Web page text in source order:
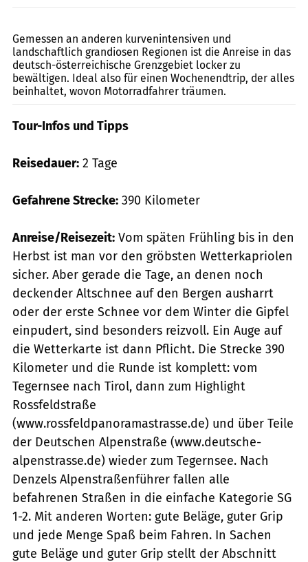
Gemessen an anderen kurvenintensiven und
landschaftlich grandiosen Regionen ist die Anreise in das
deutsch-österreichische Grenzgebiet locker zu
bewältigen. Ideal also für einen Wochenendtrip, der alles
beinhaltet, wovon Motorradfahrer träumen.
Tour-Infos und Tipps
Reisedauer: 2 Tage
Gefahrene Strecke: 390 Kilometer
Anreise/Reisezeit: Vom späten Frühling bis in den
Herbst ist man vor den gröbsten Wetterkapriolen
sicher. Aber gerade die Tage, an denen noch
deckender Altschnee auf den Bergen ausharrt
oder der erste Schnee vor dem Winter die Gipfel
einpudert, sind besonders reizvoll. Ein Auge auf
die Wetterkarte ist dann Pflicht. Die Strecke 390
Kilometer und die Runde ist komplett: vom
Tegernsee nach Tirol, dann zum Highlight
Rossfeldstraße
(www.rossfeldpanoramastrasse.de) und über Teile
der Deutschen Alpenstraße (www.deutsche-
alpenstrasse.de) wieder zum Tegernsee. Nach
Denzels Alpenstraßenführer fallen alle
befahrenen Straßen in die einfache Kategorie SG
1-2. Mit anderen Worten: gute Beläge, guter Grip
und jede Menge Spaß beim Fahren. In Sachen
gute Beläge und guter Grip stellt der Abschnitt